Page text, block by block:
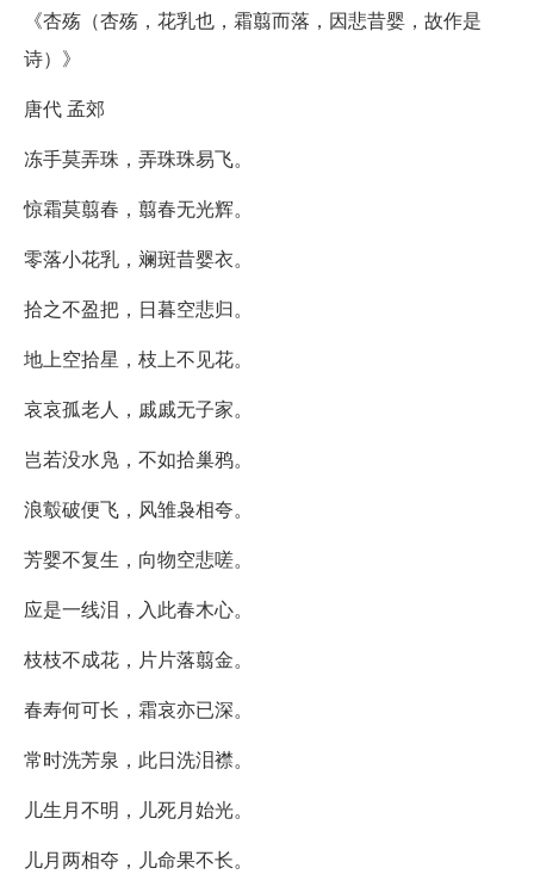
《杏殇（杏殇，花乳也，霜翦而落，因悲昔婴，故作是
诗）》
唐代 孟郊
冻手莫弄珠，弄珠珠易飞。
惊霜莫翦春，翦春无光辉。
零落小花乳，斓斑昔婴衣。
拾之不盈把，日暮空悲归。
地上空拾星，枝上不见花。
哀哀孤老人，戚戚无子家。
岂若没水凫，不如拾巢鸦。
浪鷇破便飞，风雏袅相夸。
芳婴不复生，向物空悲嗟。
应是一线泪，入此春木心。
枝枝不成花，片片落翦金。
春寿何可长，霜哀亦已深。
常时洗芳泉，此日洗泪襟。
儿生月不明，儿死月始光。
儿月两相夺，儿命果不长。